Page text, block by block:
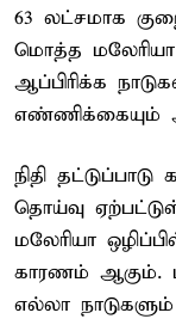
63 லட்சமாக
மொத்த மலேரியா
ஆப்பிரிக்க
எண்ணிக்கையும்
நிதி
தொய்வு
மலேரியா
காரணம் ஆகும்.
எல்லா